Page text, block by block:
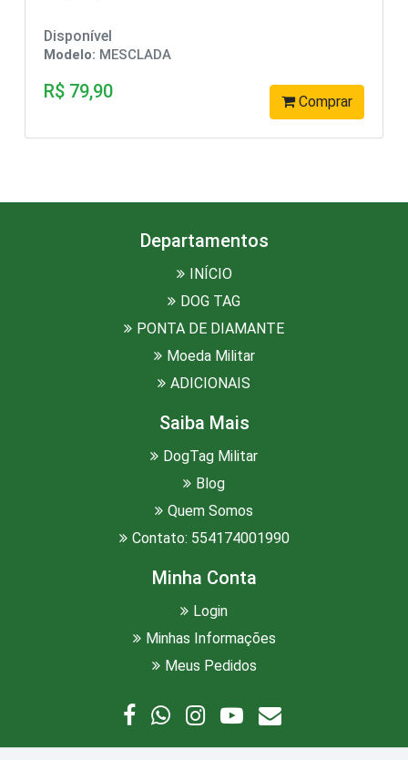
Disponível
Modelo:MESCLADA
R$ 39,90 Comprar
Departamentos
INÍCIO
DOG TAG
PONTA DE DIAMANTE
Moeda Militar
ADICIONAIS
Saiba Mais
DogTag Militar
Blog
Quem Somos
Contato: 554174001990
Minha Conta
Login
Minhas Informações
Meus Pedidos